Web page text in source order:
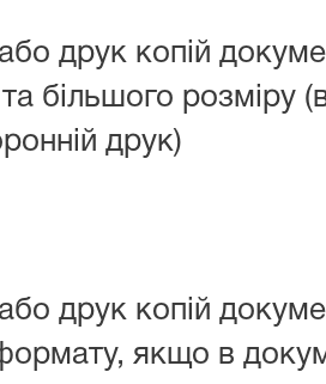
друк копій
більшого розміру
друк)
друк копій
якщо в